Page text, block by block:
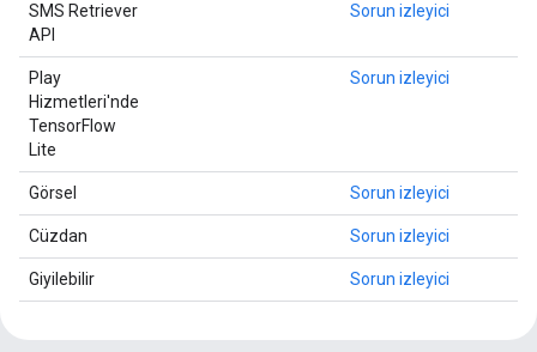
SMS Retriever
API
Sorun izleyici
Play
Hizmetleri'nde
TensorFlow
Lite
Sorun izleyici
Görsel Sorun izleyici
Cüzdan Sorun izleyici
Giyilebilir Sorun izleyici